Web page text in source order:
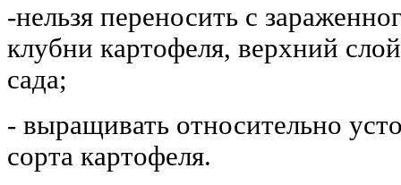
-нельзя переносить с
клубни картофеля, верхний
сада;
- выращивать относительно
сорта картофеля.